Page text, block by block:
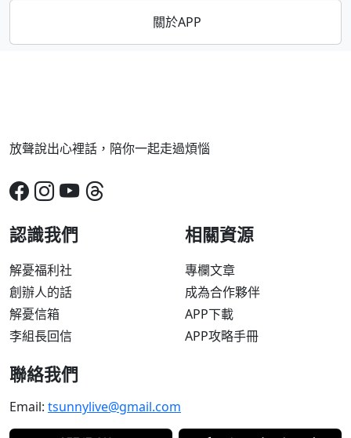
關於APP
放聲說出心裡話，陪你一起走過煩惱
認識我們
解憂福利社
創辦人的話
解憂信箱
李組長回信
相關資源
專欄文章
成為合作夥伴
APP下載
APP攻略手冊
聯絡我們
Email: tsunnylive@gmail.com